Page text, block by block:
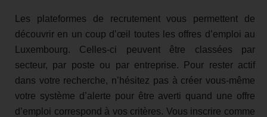
Les plateformes de recrutement vous permettent de
découvrir en un coup d’œil toutes les offres d’emploi au
Luxembourg. Celles-ci peuvent être classées par
secteur, par poste ou par entreprise. Pour rester actif
dans votre recherche, n’hésitez pas à créer vous-même
votre système d’alerte pour être averti quand une offre
d’emploi correspond à vos critères. Vous inscrire comme